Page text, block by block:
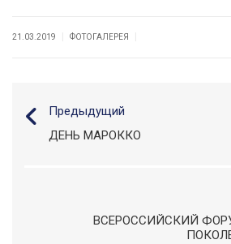
21.03.2019 ФОТОГАЛЕРЕЯ
Предыдущий
ДЕНЬ МАРОККО
ВСЕРОССИЙСКИЙ